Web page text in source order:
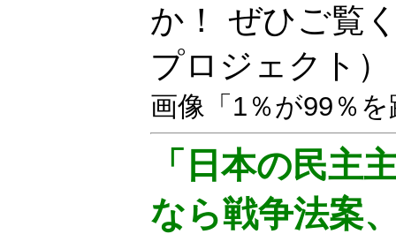
か！ ぜひご覧
プロジェクト
画像「1％が99％
「日本の民主
なら戦争法案